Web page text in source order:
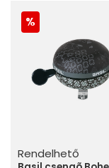
Rendelhető